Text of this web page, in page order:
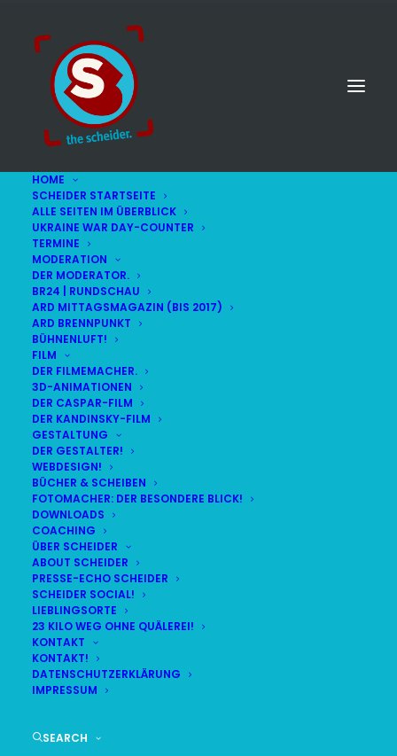
HOME
SCHEIDER STARTSEITE
ALLE SEITEN IM ÜBERBLICK
UKRAINE WAR DAY-COUNTER
TERMINE
MODERATION
DER MODERATOR.
BR24 | RUNDSCHAU
ARD MITTAGSMAGAZIN (BIS 2017)
ARD BRENNPUNKT
BÜHNENLUFT!
FILM
DER FILMEMACHER.
3D-ANIMATIONEN
DER CASPAR-FILM
DER KANDINSKY-FILM
GESTALTUNG
DER GESTALTER!
WEBDESIGN!
BÜCHER & SCHEIBEN
FOTOMACHER: DER BESONDERE BLICK!
DOWNLOADS
COACHING
ÜBER SCHEIDER
ABOUT SCHEIDER
PRESSE-ECHO SCHEIDER
SCHEIDER SOCIAL!
LIEBLINGSORTE
23 KILO WEG OHNE QUÄLEREI!
KONTAKT
KONTAKT!
DATENSCHUTZERKLÄRUNG
IMPRESSUM
SEARCH
Kabarettpreis
DAS HIER HABE ICH GEFUNDEN: